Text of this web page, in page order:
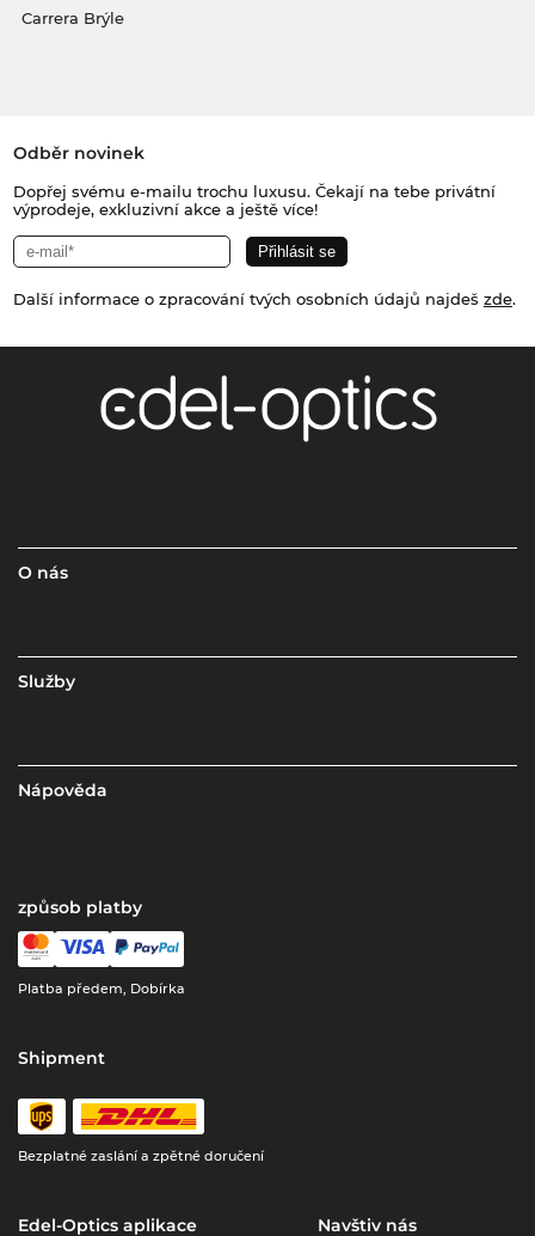
Carrera Brýle
Odběr novinek
Dopřej svému e-mailu trochu luxusu. Čekají na tebe privátní
výprodeje, exkluzivní akce a ještě více!
Další informace o zpracování tvých osobních údajů najdeš zde.
O nás
Služby
Nápověda
způsob platby
Platba předem, Dobírka
Shipment
Bezplatné zaslání a zpětné doručení
Edel-Optics aplikace Navštiv nás